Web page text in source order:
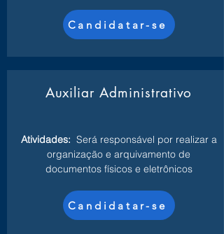
Candidatar-se
Auxiliar Administrativo
Atividades: Será responsável por realizar a
organização e arquivamento de
documentos físicos e eletrônicos
Candidatar-se